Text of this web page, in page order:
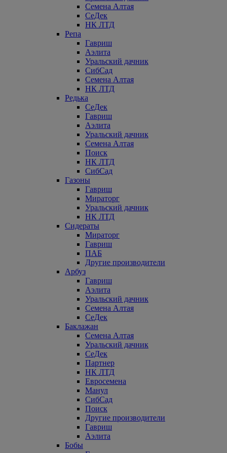
Семена Алтая
СеДек
НК ЛТД
Репа
Гавриш
Аэлита
Уральский дачник
СибСад
Семена Алтая
НК ЛТД
Редька
СеДек
Гавриш
Аэлита
Уральский дачник
Семена Алтая
Поиск
НК ЛТД
СибСад
Газоны
Гавриш
Мираторг
Уральский дачник
НК ЛТД
Сидераты
Мираторг
Гавриш
ПАБ
Другие производители
Арбуз
Гавриш
Аэлита
Уральский дачник
Семена Алтая
СеДек
Баклажан
Семена Алтая
Уральский дачник
СеДек
Партнер
НК ЛТД
Евросемена
Манул
СибСад
Поиск
Другие производители
Гавриш
Аэлита
Бобы